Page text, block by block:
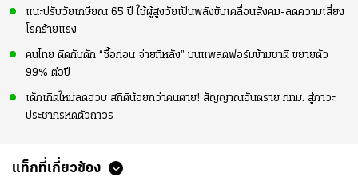
แนะปรับวัยเกษียณ 65 ปี ใช้ผู้สูงวัยเป็นพลังขับเคลื่อนสังคม-ลดความเสี่ยง
โรคร้ายแรง
คนไทย ติดกับดัก “ซื้อก่อน จ่ายทีหลัง” บนแพลตฟอร์มข้ามชาติ ขยายตัว
99% ต่อปี
เด็กเกิดใหม่ลดฮวบ สถิติน้อยกว่าคนตาย! สัญญาณอันตราย กทม. สู่ภาวะ
ประชากรหดตัวถาวร
แท็กที่เกี่ยวข้อง